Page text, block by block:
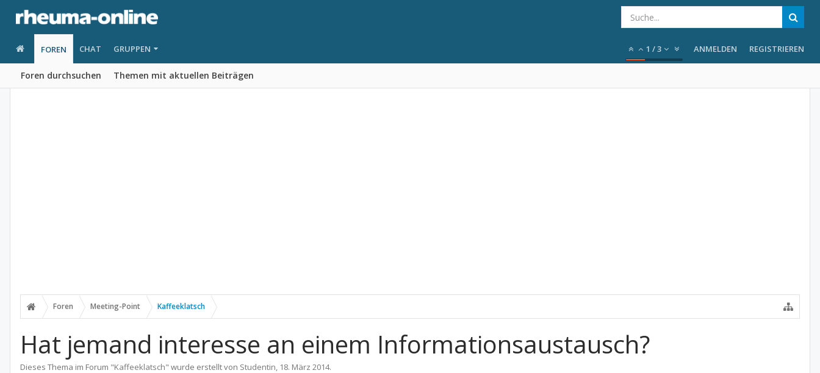
FOREN
Foren durchsuchen Themen mit aktuellen Beiträgen
CHAT GRUPPEN 1 /3 ANMELDEN REGISTRIEREN
Foren Meeting-Point Kaffeeklatsch
Hat jemand interesse an einem Informationsaustausch?
Dieses Thema im Forum "Kaffeeklatsch" wurde erstellt von Studentin, 18. März 2014.